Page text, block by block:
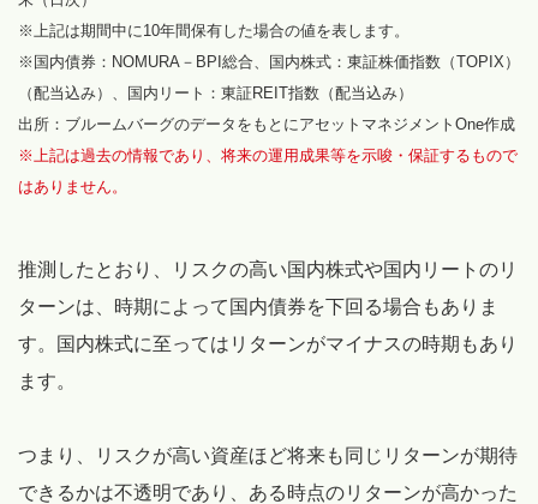
※上記は期間中に10年間保有した場合の値を表します。
※国内債券：NOMURA－BPI総合、国内株式：東証株価指数（TOPIX）
（配当込み）、国内リート：東証REIT指数（配当込み）
出所：ブルームバーグのデータをもとにアセットマネジメントOne作成
※上記は過去の情報であり、将来の運用成果等を示唆・保証するもので
はありません。
推測したとおり、リスクの高い国内株式や国内リートのリ
ターンは、時期によって国内債券を下回る場合もありま
す。国内株式に至ってはリターンがマイナスの時期もあり
ます。
つまり、リスクが高い資産ほど将来も同じリターンが期待
できるかは不透明であり、ある時点のリターンが高かった